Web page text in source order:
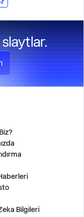
otomatik olarak
Bilgileri